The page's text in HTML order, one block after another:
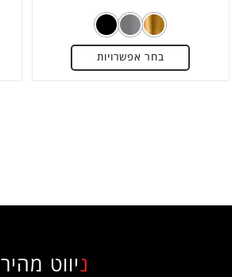
0
מתוך
5
בחר אפשרויות
ניווט מהיר